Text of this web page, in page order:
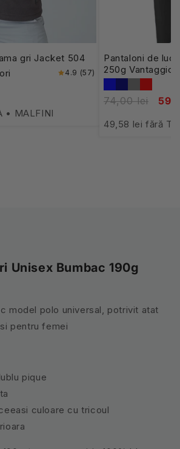
gri Jacket 504
4.9 (57)
• MALFINI
Pantaloni de
250g Vantaggio
74,00 lei
49,58 lei fără
Unisex Bumbac 190g
model polo universal, potrivit atat
pentru femei
pique
culoare cu tricoul